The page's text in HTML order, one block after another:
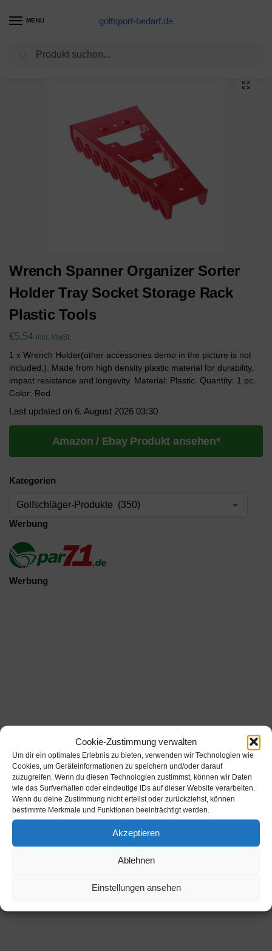
Cookie-Zustimmung verwalten
Um dir ein optimales Erlebnis zu bieten, verwenden wir Technologien wie
Cookies, um Geräteinformationen zu speichern und/oder darauf
zuzugreifen. Wenn du diesen Technologien zustimmst, können wir Daten
wie das Surfverhalten oder eindeutige IDs auf dieser Website verarbeiten.
Wenn du deine Zustimmung nicht erteilst oder zurückziehst, können
bestimmte Merkmale und Funktionen beeinträchtigt werden.
Akzeptieren
Ablehnen
Einstellungen ansehen
MENU golfsport-bedarf.de
Golfschläger-Produkte
Wrench Spanner Organizer Sorter
Holder Tray Socket Storage Rack
Plastic Tools
€5,54 inkl. MwSt.
1 x Wrench Holder(other accessories demo in the picture is not
included.). Made from high density plastic material for durability,
impact resistance and longevity. Material: Plastic. Quantity: 1 pc.
Color: Red.
Last updated on 6. August 2026 03:30
Amazon / Ebay Produkt ansehen*
Kategorien
Werbung
Werbung
Werbung
Werbung